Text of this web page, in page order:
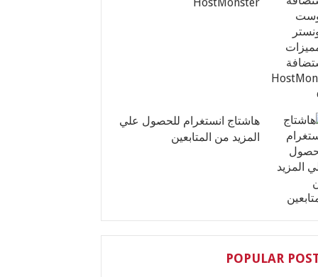
هاشتاج انستغرام للحصول علي
المزيد من المتابعين
POPULAR